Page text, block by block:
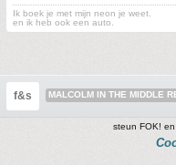
Ik boek je met mijn neon je weet.
en ik heb ook een auto.
f&s MALCOLM IN THE MIDDLE
steun FOK!